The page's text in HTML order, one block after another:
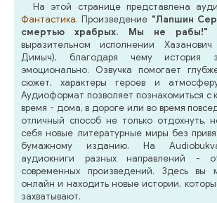
На этой странице представлена
Фантастика. Произведение "Лапшин
смертью храбрых. Мы не рабы!"
выразительном исполнении
Димыч), благодаря чему история
эмоционально. Озвучка помогает
сюжет, характеры героев и
Аудиоформат позволяет познакомиться с
время - дома, в дороге или во время
отличный способ не только отдохнуть,
себя новые литературные миры без
бумажному изданию. На
аудиокниги разных направлений -
современных произведений. Здесь вы
онлайн и находить новые истории,
захватывают.